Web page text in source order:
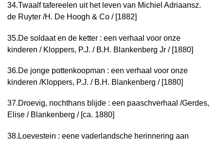
34.Twaalf tafereelen uit het leven van Michiel Adriaansz.
de Ruyter /H. De Hoogh & Co / [1882]
35. De soldaat en de ketter : een verhaal voor onze
kinderen / Kloppers, P.J. / B.H. Blankenberg Jr / [1880]
36.De jonge pottenkoopman : een verhaal voor onze
kinderen /Kloppers, P.J. / B.H. Blankenberg / [1880]
37.Droevig, nochthans blijde : een paaschverhaal /Gerdes,
Elise / Blankenberg / [ca. 1880]
38. Loevestein : eene vaderlandsche herinnering aan